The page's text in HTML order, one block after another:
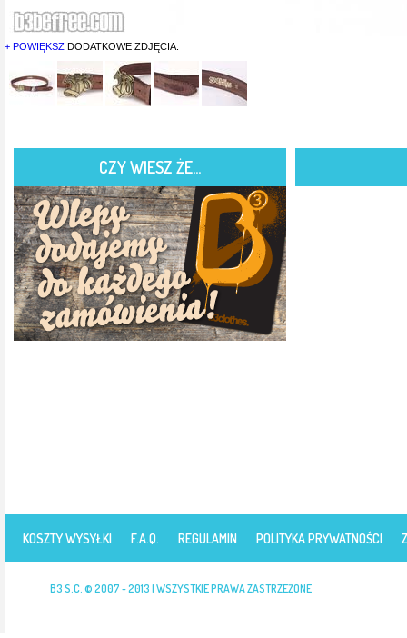
+ POWIĘKSZ DODATKOWE ZDJĘCIA:
CZY WIESZ ŻE...
KOSZTY WYSYŁKI F.A.Q. REGULAMIN POLITYKA PRYWATNOŚCI
B3 S.C. © 2007 - 2013 | WSZYSTKIE PRAWA ZASTRZEŻONE